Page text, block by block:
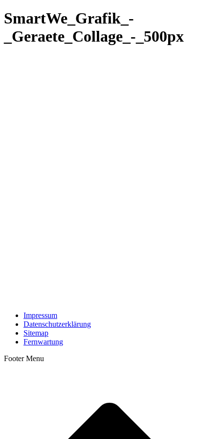
SmartWe_Grafik_-
_Geraete_Collage_-_500px
Impressum
Datenschutzerklärung
Sitemap
Fernwartung
Footer Menu